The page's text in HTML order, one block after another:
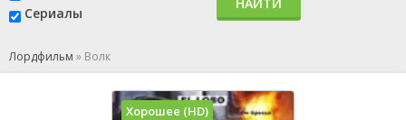
Сериалы
Лордфильм » Волк
Хорошее (HD)